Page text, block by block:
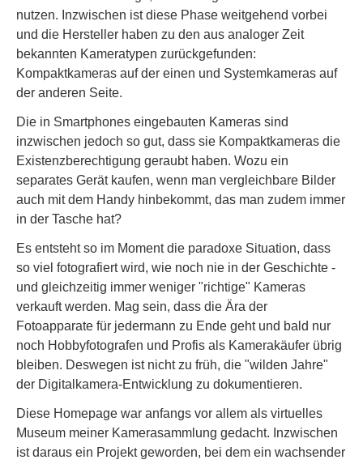
nutzen. Inzwischen ist diese Phase weitgehend vorbei
und die Hersteller haben zu den aus analoger Zeit
bekannten Kameratypen zurückgefunden:
Kompaktkameras auf der einen und Systemkameras auf
der anderen Seite.
Die in Smartphones eingebauten Kameras sind
inzwischen jedoch so gut, dass sie Kompaktkameras die
Existenzberechtigung geraubt haben. Wozu ein
separates Gerät kaufen, wenn man vergleichbare Bilder
auch mit dem Handy hinbekommt, das man zudem immer
in der Tasche hat?
Es entsteht so im Moment die paradoxe Situation, dass
so viel fotografiert wird, wie noch nie in der Geschichte -
und gleichzeitig immer weniger "richtige" Kameras
verkauft werden. Mag sein, dass die Ära der
Fotoapparate für jedermann zu Ende geht und bald nur
noch Hobbyfotografen und Profis als Kamerakäufer übrig
bleiben. Deswegen ist nicht zu früh, die "wilden Jahre"
der Digitalkamera-Entwicklung zu dokumentieren.
Diese Homepage war anfangs vor allem als virtuelles
Museum meiner Kamerasammlung gedacht. Inzwischen
ist daraus ein Projekt geworden, bei dem ein wachsender